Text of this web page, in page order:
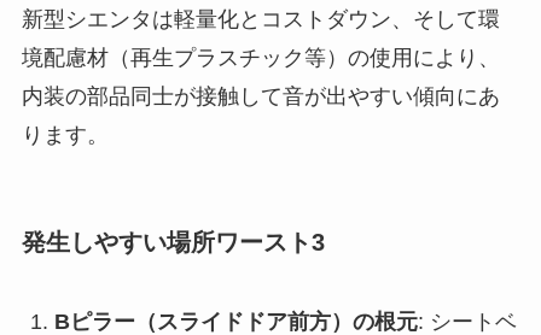
新型シエンタは軽量化とコストダウン、そして環
境配慮材（再生プラスチック等）の使用により、
内装の部品同士が接触して音が出やすい傾向にあ
ります。
発生しやすい場所ワースト3
Bピラー（スライドドア前方）の根元: シートベ